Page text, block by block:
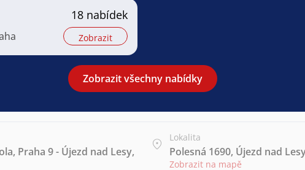
18 nabídek
Zobrazit
Zobrazit všechny nabídky
Praha 9 - Újezd nad Lesy,
Lokalita
Polesná 1690, Újezd nad
Zobrazit na mapě